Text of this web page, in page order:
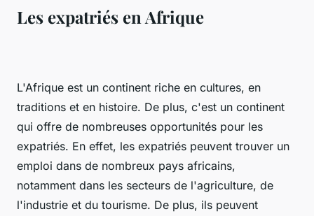
Les expatriés en Afrique
L'Afrique est un continent riche en cultures, en
traditions et en histoire. De plus, c'est un continent
qui offre de nombreuses opportunités pour les
expatriés. En effet, les expatriés peuvent trouver un
emploi dans de nombreux pays africains,
notamment dans les secteurs de l'agriculture, de
l'industrie et du tourisme. De plus, ils peuvent